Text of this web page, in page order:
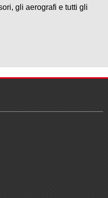
gli aerografi e tutti gli